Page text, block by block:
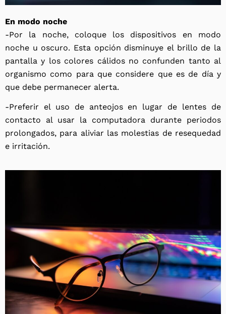
En modo noche
-Por la noche, coloque los dispositivos en modo
noche u oscuro. Esta opción disminuye el brillo de la
pantalla y los colores cálidos no confunden tanto al
organismo como para que considere que es de día y
que debe permanecer alerta.
-Preferir el uso de anteojos en lugar de lentes de
contacto al usar la computadora durante periodos
prolongados, para aliviar las molestias de resequedad
e irritación.